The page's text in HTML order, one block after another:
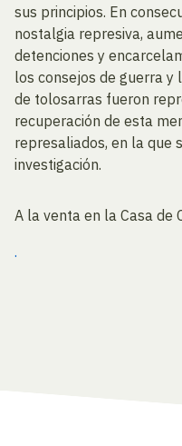
sus principios. En
nostalgia represiva,
detenciones y
los consejos de guerra y
de tolosarras fueron
recuperación de esta
represaliados, en la que
investigación.
A la venta en la Casa de
.